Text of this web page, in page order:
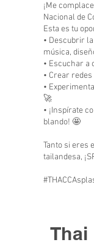
¡Me
Nacional de
Esta es tu
• Descubrir
música,
• Escuchar a
• Crear
•
🚀
• ¡Inspírate
blando! 🤩
Tanto si eres
tailandesa,
Thai